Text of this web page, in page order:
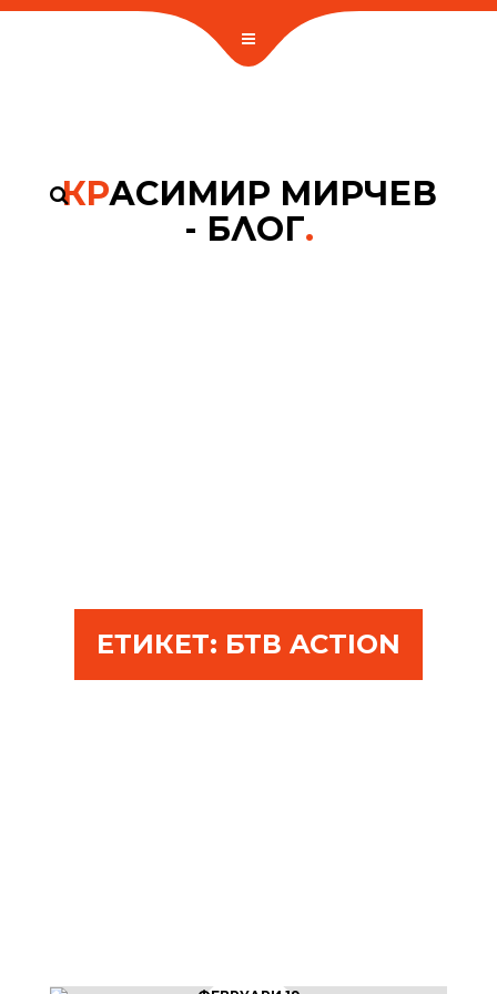
КРАСИМИР МИРЧЕВ
- БЛОГ.
ЕТИКЕТ: БТВ ACTION